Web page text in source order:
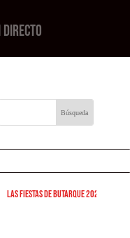
Las Fiestas de Butarque 2026